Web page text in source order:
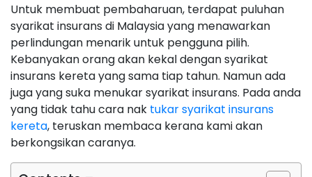
Untuk membuat pembaharuan, terdapat puluhan
syarikat insurans di Malaysia yang menawarkan
perlindungan menarik untuk pengguna pilih.
Kebanyakan orang akan kekal dengan syarikat
insurans kereta yang sama tiap tahun. Namun ada
juga yang suka menukar syarikat insurans. Pada anda
yang tidak tahu cara nak tukar syarikat insurans
kereta, teruskan membaca kerana kami akan
berkongsikan caranya.